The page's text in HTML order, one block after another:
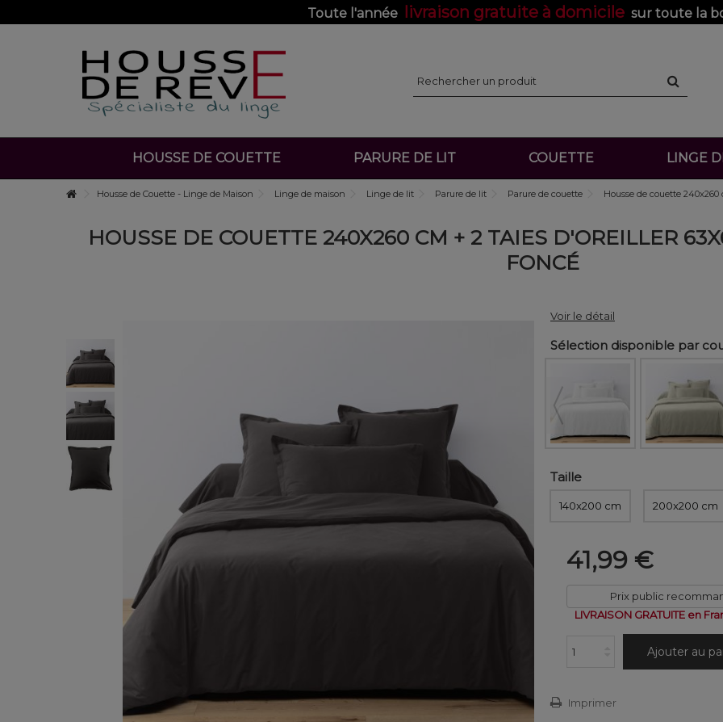
Toute l'année livraison gratuite à domicile sur toute la
HOUSSE DE COUETTE PARURE DE LIT COUETTE LINGE
Housse de Couette - Linge de Maison Linge de maison Linge de lit Parure de lit Parure de couette Housse de couette
HOUSSE DE COUETTE 240X260 CM + 2 TAIES D'OREILLER
FONCÉ
Voir le détail
Sélection disponible par
Taille
140x200 cm 200x200 cm
41,99 €
Prix public
LIVRAISON GRATUITE en
Ajouter au
Imprimer